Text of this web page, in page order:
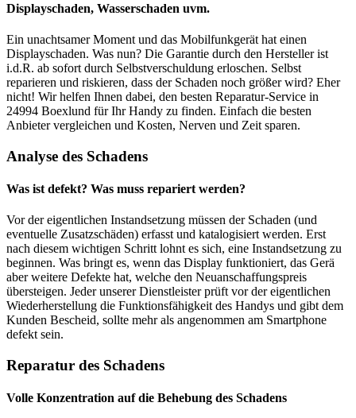
Displayschaden, Wasserschaden uvm.
Ein unachtsamer Moment und das Mobilfunkgerät hat einen
Displayschaden. Was nun? Die Garantie durch den Hersteller ist
i.d.R. ab sofort durch Selbstverschuldung erloschen. Selbst
reparieren und riskieren, dass der Schaden noch größer wird? Eher
nicht! Wir helfen Ihnen dabei, den besten Reparatur-Service in
24994 Boexlund für Ihr Handy zu finden. Einfach die besten
Anbieter vergleichen und Kosten, Nerven und Zeit sparen.
Analyse des Schadens
Was ist defekt? Was muss repariert werden?
Vor der eigentlichen Instandsetzung müssen der Schaden (und
eventuelle Zusatzschäden) erfasst und katalogisiert werden. Erst
nach diesem wichtigen Schritt lohnt es sich, eine Instandsetzung zu
beginnen. Was bringt es, wenn das Display funktioniert, das Gerä
aber weitere Defekte hat, welche den Neuanschaffungspreis
übersteigen. Jeder unserer Dienstleister prüft vor der eigentlichen
Wiederherstellung die Funktionsfähigkeit des Handys und gibt dem
Kunden Bescheid, sollte mehr als angenommen am Smartphone
defekt sein.
Reparatur des Schadens
Volle Konzentration auf die Behebung des Schadens